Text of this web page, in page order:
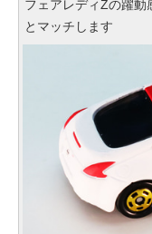
フェアレディZの躍動
とマッチします